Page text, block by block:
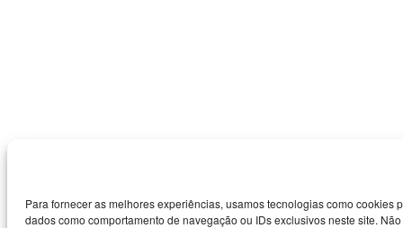
Para fornecer as melhores experiências, usamos tecnologias como
dados como comportamento de navegação ou IDs exclusivos neste site.